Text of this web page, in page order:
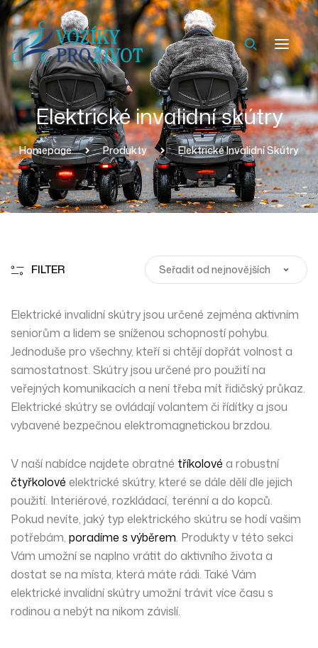
Elektrické invalidní skútry
Homepage Produkty Elektrické Invalidní Skútry
FILTER
Elektrické invalidní skútry jsou určené zejména aktivním
seniorům a lidem se sníženou schopností pohybu.
Jednoduše pro všechny, kteří si chtějí dopřát volnost a
samostatnost. Skútry jsou určené pro použití na
veřejných komunikacích a není třeba mít řidičský průkaz.
Elektrické skútry se ovládají volantem či řídítky a jsou
vybavené bezpečnou elektromagnetickou brzdou.
V naší nabídce najdete obratné tříkolové a robustní
čtyřkolové elektrické skútry, které se dále dělí dle jejich
použití. Interiérové, rozkládací, terénnía do kopců.
Pokud nevíte, jaký typ elektrického skútru se hodí vašim
potřebám, poradíme s výběrem. Produkty v této sekci
Vám umožní se naplno vrátit do aktivního života a
dostat se na místa, která máte rádi. Také Vám
elektrické invalidní skútry umožní trávit více času s
rodinou a nebýt na nikom závislí.